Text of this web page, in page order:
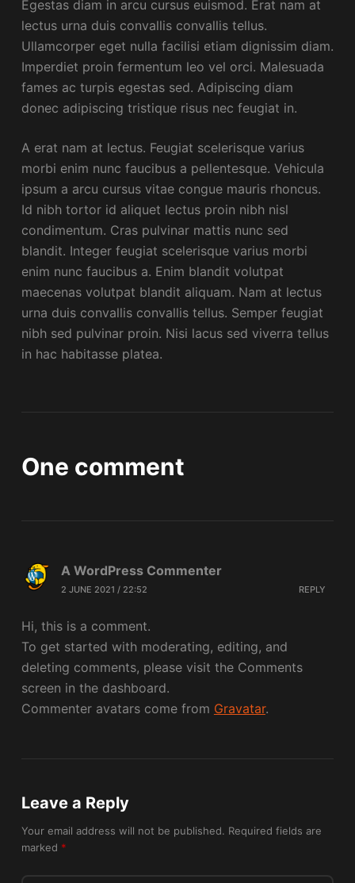
Egestas diam in arcu cursus euismod. Erat nam at
lectus urna duis convallis convallis tellus.
Ullamcorper eget nulla facilisi etiam dignissim diam.
Imperdiet proin fermentum leo vel orci. Malesuada
fames ac turpis egestas sed. Adipiscing diam
donec adipiscing tristique risus nec feugiat in.
A erat nam at lectus. Feugiat scelerisque varius
morbi enim nunc faucibus a pellentesque. Vehicula
ipsum a arcu cursus vitae congue mauris rhoncus.
Id nibh tortor id aliquet lectus proin nibh nisl
condimentum. Cras pulvinar mattis nunc sed
blandit. Integer feugiat scelerisque varius morbi
enim nunc faucibus a. Enim blandit volutpat
maecenas volutpat blandit aliquam. Nam at lectus
urna duis convallis convallis tellus. Semper feugiat
nibh sed pulvinar proin. Nisi lacus sed viverra tellus
in hac habitasse platea.
One comment
A WordPress Commenter
2 JUNE 2021 / 22:52 REPLY
Hi, this is a comment.
To get started with moderating, editing, and
deleting comments, please visit the Comments
screen in the dashboard.
Commenter avatars come from Gravatar.
Leave a Reply
Your email address will not be published. Required fields are
marked *